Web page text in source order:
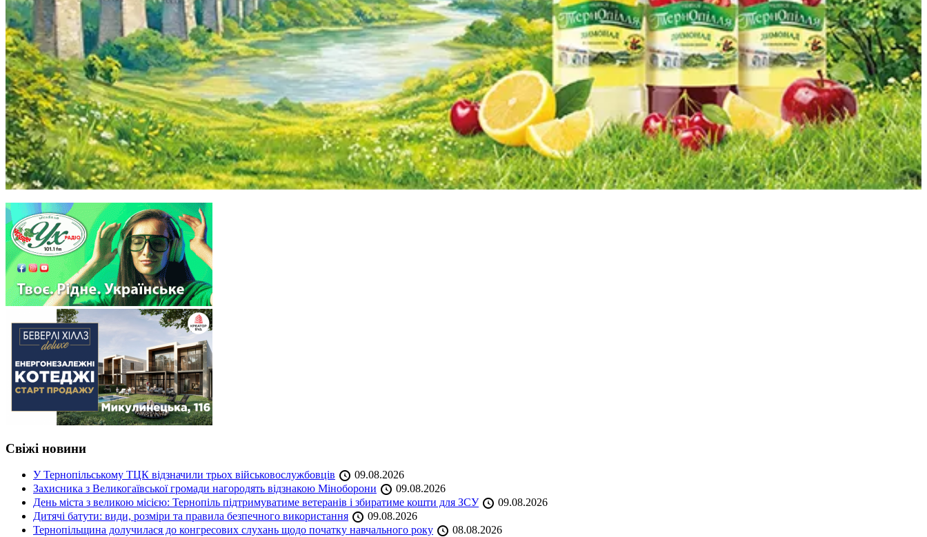
Свіжі новини
У Тернопільському ТЦК відзначили трьох військовослужбовців
09.08.2026
Захисника з Великогаївської громади нагородять відзнакою Міноборони
09.08.2026
День міста з великою місією: Тернопіль підтримуватиме ветеранів і збиратиме кошти для ЗСУ
09.08.2026
Дитячі батути: види, розміри та правила безпечного використання
09.08.2026
Тернопільщина долучилася до конгресових слухань щодо початку навчального року
08.08.2026